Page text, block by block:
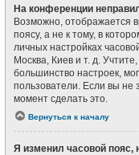
На конференции
Возможно, отображается
поясу, а не к тому, в
личных настройках
Москва, Киев и т. д.
большинство настроек,
пользователи. Если вы не
момент сделать это.
Вернуться к началу
Я изменил часовой пояс,